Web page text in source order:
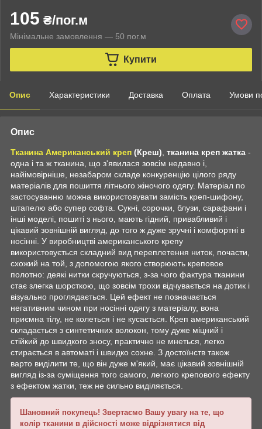
105 ₴/пог.м
Мінімальне замовлення — 50 пог.м
Купити
Опис Характеристики Доставка Оплата Умови
Опис
Тканина Американський креп (Креш) тканина креп жатка -
одна і та ж тканина, що з'явилася зовсім недавно і,
найімовірніше, незабаром складе конкуренцію цілого ряду
матеріалів для пошиття літнього жіночого одягу. Матеріал по
застосуванню можна використовувати замість креп-шифону,
штапелю або супер софта. Сукні, сорочки, блузи, сарафани і
інші моделі, пошиті з нього, мають гідний, привабливий і
цікавий зовнішній вигляд, до того ж дуже зручні і комфортні в
носінні. У виробництві американського крепу
використовується складний вид переплетення ниток, почасти,
схожий на той, з допомогою якого створюють креповое
полотно: деякі нитки скручуються, з-за чого фактура тканини
стає злегка шорсткою, що зовсім трохи відчувається на дотик і
візуально проглядається. Цей ефект не позначається
негативним чином при носінні одягу з матеріалу, вона
приємна тілу, не колеться і не кусається. Креп американський
складається з синтетичних волокон, тому дуже міцний і
стійкий до швидкого зносу, практично не мнеться, легко
стирається в автоматі і швидко сохне. З достоїнств також
варто виділити те, що він дуже м'який, має цікавий зовнішній
вигляд із-за суміщення того самого, легкого крепового ефекту
з ефектом жатки, теж не сильно виділяється.
Шановний покупець! Звертаємо Вашу увагу на те, що
колір тканини в дійсності може відрізнятися від